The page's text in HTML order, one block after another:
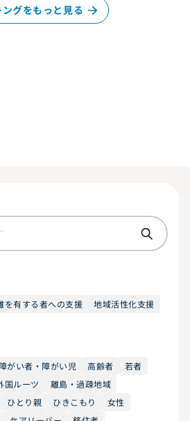
ングをもっと見る
を有する者への支援 地域活性化支援
障がい者・障がい児 高齢者
若者
国ルーツ
離島・過疎地域
ひとり親 ひきこもり
女性